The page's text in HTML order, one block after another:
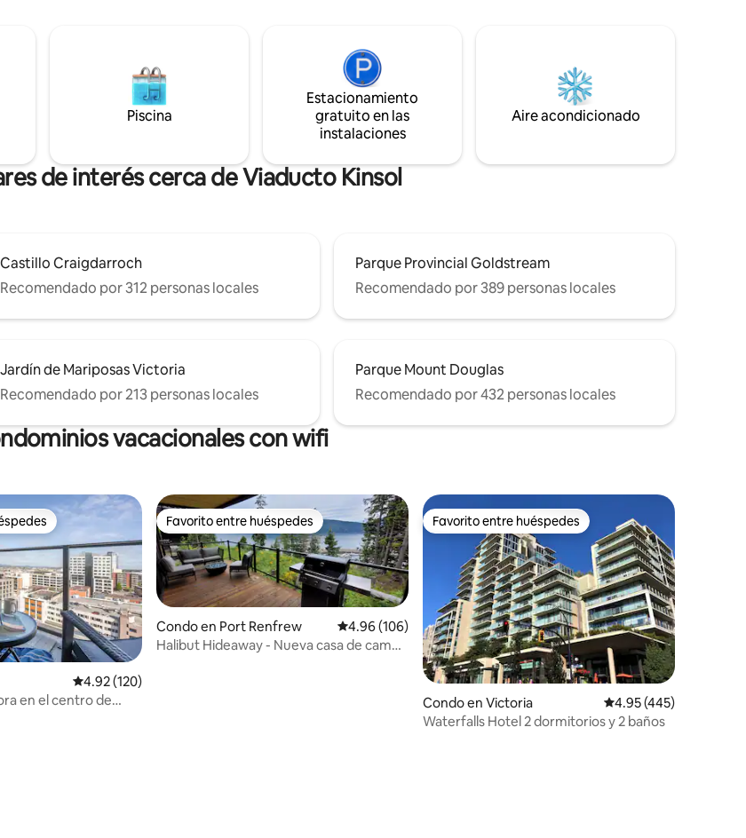
un lugar donde
y el aire del mar
bajar el ritmo,
reconectar con la
hecho y disfruta de las visitas de los
cuervos residentes, añadiendo un toque
de magia a tus mañanas. A 10 minutos de
Duncan, a 5 minutos del río Cowichan y a
15 minutos del lago Cowichan. Escapa del
bullicio y vuelve a conectar con la
acurrucarse y disfrutar de tu café local
por la mañana o de una copa de vino local
después de un día en la ciudad.
Piscina
Estacionamiento
gratuito en las
instalaciones
Aire acondicionado
de interés cerca de Viaducto Kinsol
Castillo Craigdarroch
Recomendado por 312 personas locales
Parque Provincial Goldstream
Recomendado por 389 personas locales
Jardín de Mariposas Victoria
Recomendado por 213 personas locales
Parque Mount Douglas
Recomendado por 432 personas locales
vacacionales con wifi
Calificación promedio: 4.92 de 5, 120 reseñas
4.92 (120)
en el centro de
Favorito entre huéspedes
Favorito entre huéspedes
Condo en Port Renfrew Calificación promedio: 4.96 de 5, 106 reseñas
4.96 (106)
Halibut Hideaway - Nueva casa de campo
Favorito entre huéspedes
Favorito entre huéspedes
Condo en Victoria Calificación promedio:
4.95 (445)
Waterfalls Hotel 2 dormitorios y 2 baños